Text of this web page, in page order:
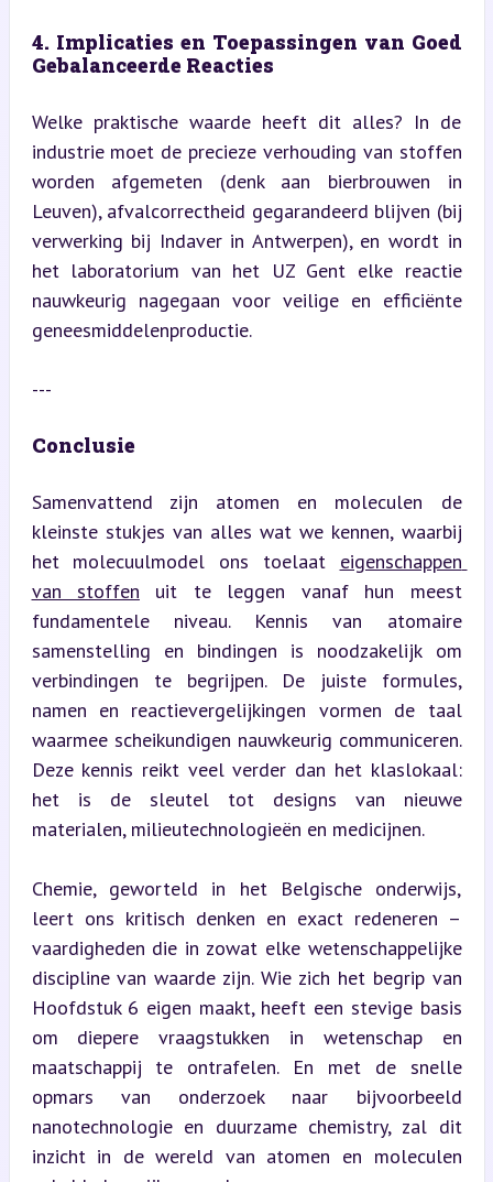
4. Implicaties en Toepassingen van Goed
Gebalanceerde Reacties
Welke praktische waarde heeft dit alles? In de
industrie moet de precieze verhouding van stoffen
worden afgemeten (denk aan bierbrouwen in
Leuven), afvalcorrectheid gegarandeerd blijven (bij
verwerking bij Indaver in Antwerpen), en wordt in
het laboratorium van het UZ Gent elke reactie
nauwkeurig nagegaan voor veilige en efficiënte
geneesmiddelenproductie.
---
Conclusie
Samenvattend zijn atomen en moleculen de
kleinste stukjes van alles wat we kennen, waarbij
het molecuulmodel ons toelaat eigenschappen
van stoffen uit te leggen vanaf hun meest
fundamentele niveau. Kennis van atomaire
samenstelling en bindingen is noodzakelijk om
verbindingen te begrijpen. De juiste formules,
namen en reactievergelijkingen vormen de taal
waarmee scheikundigen nauwkeurig communiceren.
Deze kennis reikt veel verder dan het klaslokaal:
het is de sleutel tot designs van nieuwe
materialen, milieutechnologieën en medicijnen.
Chemie, geworteld in het Belgische onderwijs,
leert ons kritisch denken en exact redeneren –
vaardigheden die in zowat elke wetenschappelijke
discipline van waarde zijn. Wie zich het begrip van
Hoofdstuk 6 eigen maakt, heeft een stevige basis
om diepere vraagstukken in wetenschap en
maatschappij te ontrafelen. En met de snelle
opmars van onderzoek naar bijvoorbeeld
nanotechnologie en duurzame chemistry, zal dit
inzicht in de wereld van atomen en moleculen